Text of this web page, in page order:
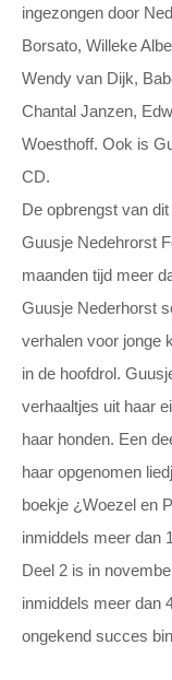
ingezongen door
Borsato, Willeke
Wendy van Dijk,
Chantal Janzen,
Woesthoff. Ook is
CD.
De opbrengst van
Guusje Nedehrorst
maanden tijd meer
Guusje Nederhorst
verhalen voor jonge
in de hoofdrol.
verhaaltjes uit haar
haar honden. Een
haar opgenomen
boekje ¿Woezel en
inmiddels meer dan
Deel 2 is in
inmiddels meer dan
ongekend succes